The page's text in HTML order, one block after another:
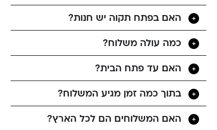
האם בפתח תקוה יש חנות?
כמה עולה משלוח?
האם עד פתח הבית?
בתוך כמה זמן מגיע המשלוח?
האם המשלוחים הם לכל הארץ?